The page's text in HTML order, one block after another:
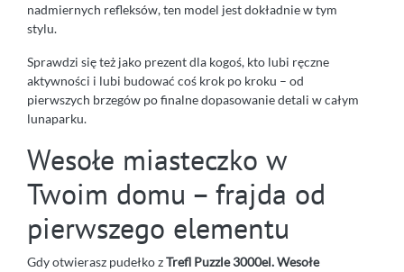
nadmiernych refleksów, ten model jest dokładnie w tym
stylu.
Sprawdzi się też jako prezent dla kogoś, kto lubi ręczne
aktywności i lubi budować coś krok po kroku – od
pierwszych brzegów po finalne dopasowanie detali w całym
lunaparku.
Wesołe miasteczko w
Twoim domu – frajda od
pierwszego elementu
Gdy otwierasz pudełko zTrefl Puzzle 3000el. Wesołe